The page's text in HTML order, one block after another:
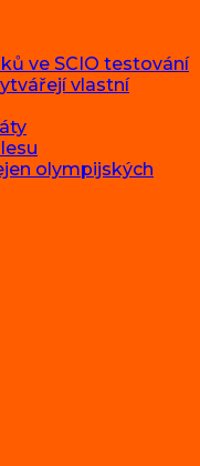
ve SCIO testování
vlastní
olympijských